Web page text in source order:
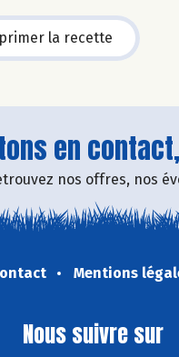
la recette
en
nos offres, nos
Mentions
Nous suivre sur